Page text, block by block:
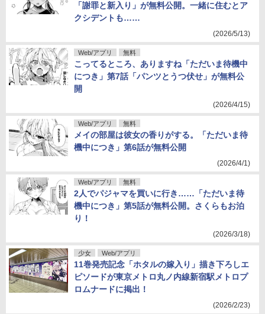
「謝罪と新入り」が無料公開。一緒に住むとア
クシデントも……
(2026/5/13)
Web/アプリ 無料
こってるところ、ありますね「ただいま待機中
につき」第7話「パンツとうつ伏せ」が無料公
開
(2026/4/15)
Web/アプリ 無料
メイの部屋は彼女の香りがする。「ただいま待
機中につき」第6話が無料公開
(2026/4/1)
Web/アプリ 無料
2人でパジャマを買いに行き……「ただいま待
機中につき」第5話が無料公開。さくらもお泊
り！
(2026/3/18)
少女 Web/アプリ
11巻発売記念「ホタルの嫁入り」描き下ろしエ
ピソードが東京メトロ丸ノ内線新宿駅メトロプ
ロムナードに掲出！
(2026/2/23)